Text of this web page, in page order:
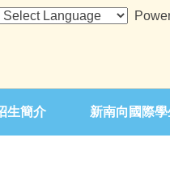
生簡介 新南向國際